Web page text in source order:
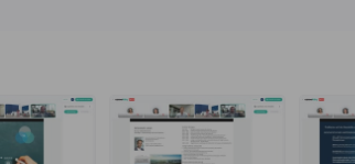
ideas to real impact? Join our Live Stream and
discover how Sunrise is shaping the future
through innovation. Hear directly from one of
EN Information technology